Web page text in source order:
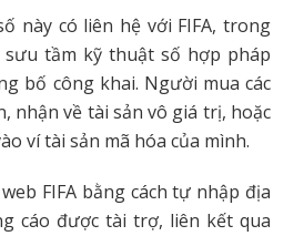
này có liên hệ với FIFA, trong
tầm kỹ thuật số hợp pháp
bố công khai. Người mua các
nhận về tài sản vô giá trị, hoặc
ví tài sản mã hóa của mình.
FIFA bằng cách tự nhập địa
cáo được tài trợ, liên kết qua